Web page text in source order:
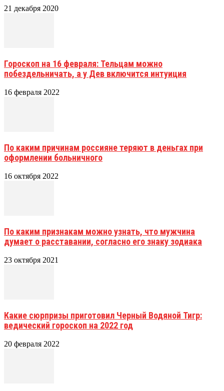
21 декабря 2020
Гороскоп на 16 февраля: Тельцам можно
побездельничать, а у Дев включится интуиция
16 февраля 2022
По каким причинам россияне теряют в деньгах при
оформлении больничного
16 октября 2022
По каким признакам можно узнать, что мужчина
думает о расставании, согласно его знаку зодиака
23 октября 2021
Какие сюрпризы приготовил Черный Водяной Тигр:
ведический гороскоп на 2022 год
20 февраля 2022